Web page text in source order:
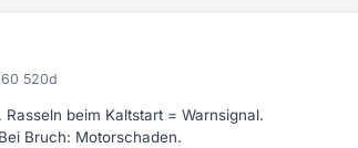
520d
beim Kaltstart = Warnsignal.
Bruch: Motorschaden.